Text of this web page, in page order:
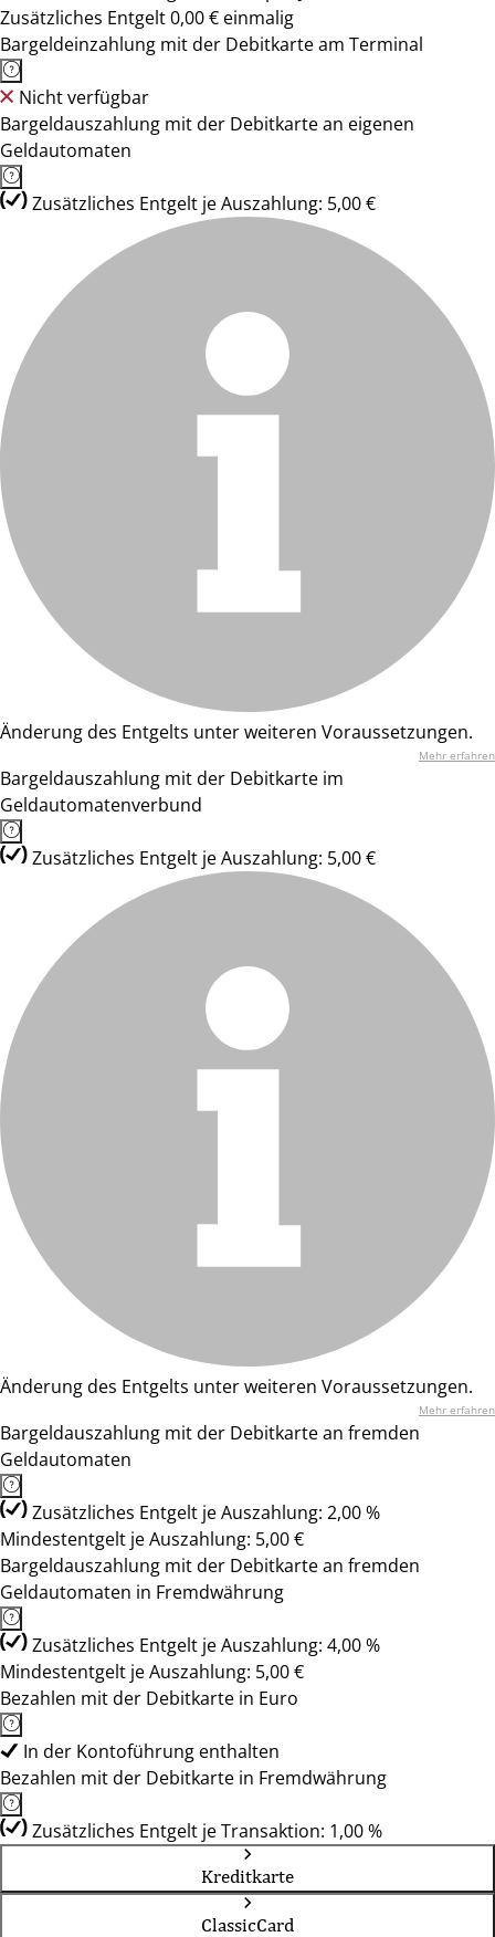
Zusätzliches Entgelt 0,00 € einmalig
Bargeldeinzahlung mit der Debitkarte am Terminal
Nicht verfügbar
Bargeldauszahlung mit der Debitkarte an eigenen
Geldautomaten
Zusätzliches Entgelt je Auszahlung: 5,00 €
Änderung des Entgelts unter weiteren Voraussetzungen.
Mehr erfahren
Bargeldauszahlung mit der Debitkarte im
Geldautomatenverbund
Zusätzliches Entgelt je Auszahlung: 5,00 €
Änderung des Entgelts unter weiteren Voraussetzungen.
Mehr erfahren
Bargeldauszahlung mit der Debitkarte an fremden
Geldautomaten
Zusätzliches Entgelt je Auszahlung: 2,00 %
Mindestentgelt je Auszahlung: 5,00 €
Bargeldauszahlung mit der Debitkarte an fremden
Geldautomaten in Fremdwährung
Zusätzliches Entgelt je Auszahlung: 4,00 %
Mindestentgelt je Auszahlung: 5,00 €
Bezahlen mit der Debitkarte in Euro
In der Kontoführung enthalten
Bezahlen mit der Debitkarte in Fremdwährung
Zusätzliches Entgelt je Transaktion: 1,00 %
Kreditkarte
ClassicCard